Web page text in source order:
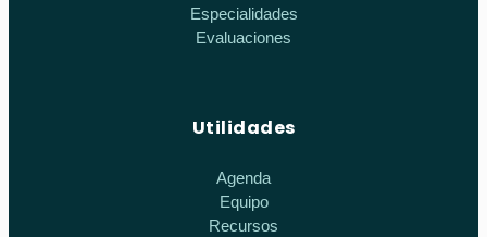
Especialidades
Evaluaciones
Utilidades
Agenda
Equipo
Recursos